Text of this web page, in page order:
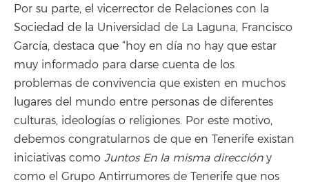
Por su parte, el vicerrector de Relaciones con la
Sociedad de la Universidad de La Laguna, Francisco
García, destaca que “hoy en día no hay que estar
muy informado para darse cuenta de los
problemas de convivencia que existen en muchos
lugares del mundo entre personas de diferentes
culturas, ideologías o religiones. Por este motivo,
debemos congratularnos de que en Tenerife existan
iniciativas como Juntos En la misma direccióny
como el Grupo Antirrumores de Tenerife que nos